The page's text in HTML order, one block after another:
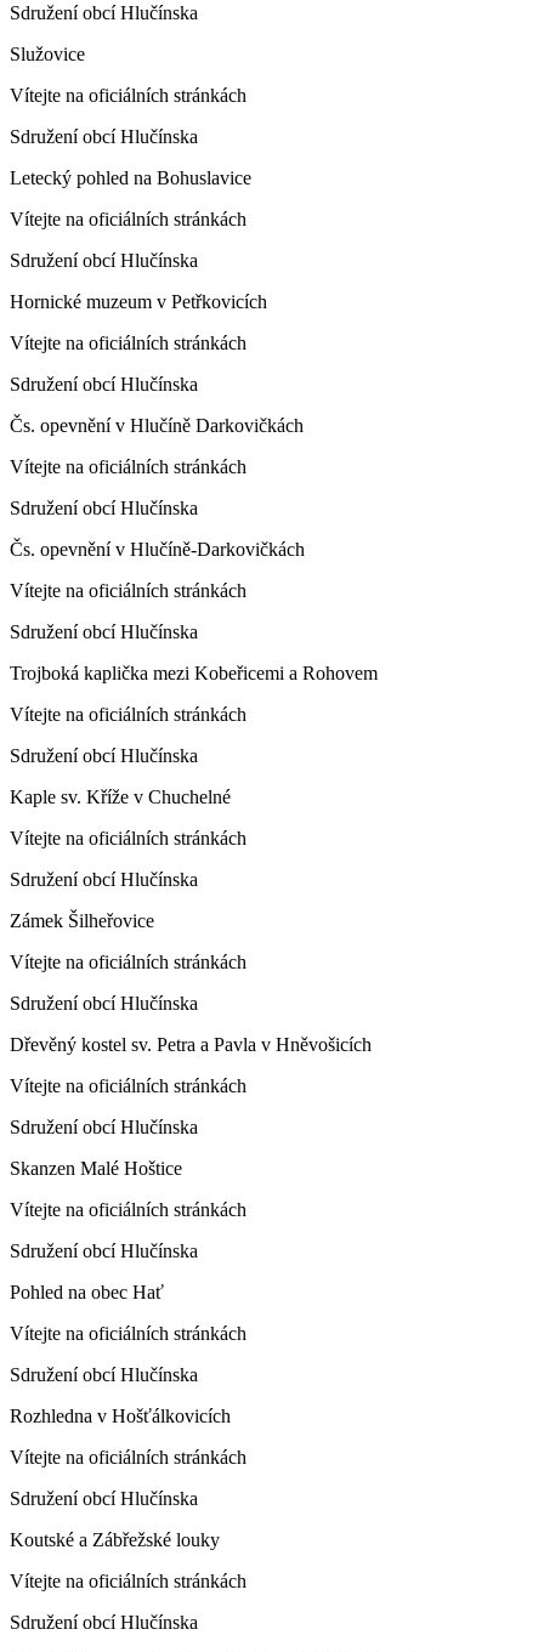
Sdružení obcí Hlučínska
Služovice
Vítejte na oficiálních stránkách
Sdružení obcí Hlučínska
Letecký pohled na Bohuslavice
Vítejte na oficiálních stránkách
Sdružení obcí Hlučínska
Hornické muzeum v Petřkovicích
Vítejte na oficiálních stránkách
Sdružení obcí Hlučínska
Čs. opevnění v Hlučíně Darkovičkách
Vítejte na oficiálních stránkách
Sdružení obcí Hlučínska
Čs. opevnění v Hlučíně-Darkovičkách
Vítejte na oficiálních stránkách
Sdružení obcí Hlučínska
Trojboká kaplička mezi Kobeřicemi a Rohovem
Vítejte na oficiálních stránkách
Sdružení obcí Hlučínska
Kaple sv. Kříže v Chuchelné
Vítejte na oficiálních stránkách
Sdružení obcí Hlučínska
Zámek Šilheřovice
Vítejte na oficiálních stránkách
Sdružení obcí Hlučínska
Dřevěný kostel sv. Petra a Pavla v Hněvošicích
Vítejte na oficiálních stránkách
Sdružení obcí Hlučínska
Skanzen Malé Hoštice
Vítejte na oficiálních stránkách
Sdružení obcí Hlučínska
Pohled na obec Hať
Vítejte na oficiálních stránkách
Sdružení obcí Hlučínska
Rozhledna v Hošťálkovicích
Vítejte na oficiálních stránkách
Sdružení obcí Hlučínska
Koutské a Zábřežské louky
Vítejte na oficiálních stránkách
Sdružení obcí Hlučínska